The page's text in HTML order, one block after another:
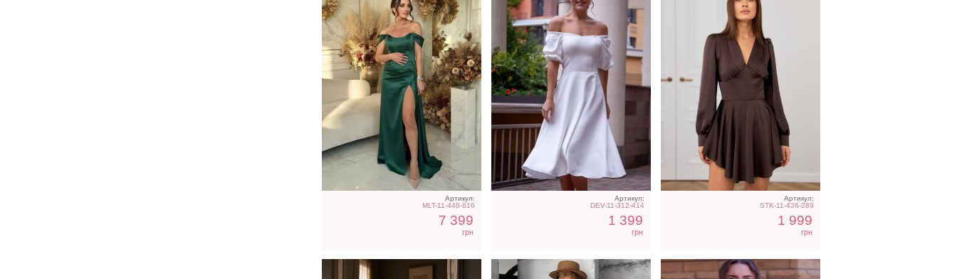
Артикул:
MLT-11-448-616
7 399
грн
Артикул:
DEV-11-312-414
1 399
грн
Артикул:
STK-11-436-289
1 999
грн
Вечернее платье
молочного цвета с
накидкой
Трендовое шелковое
платье в бежевом цвете
Футболка однотонная
белого цвета на работу